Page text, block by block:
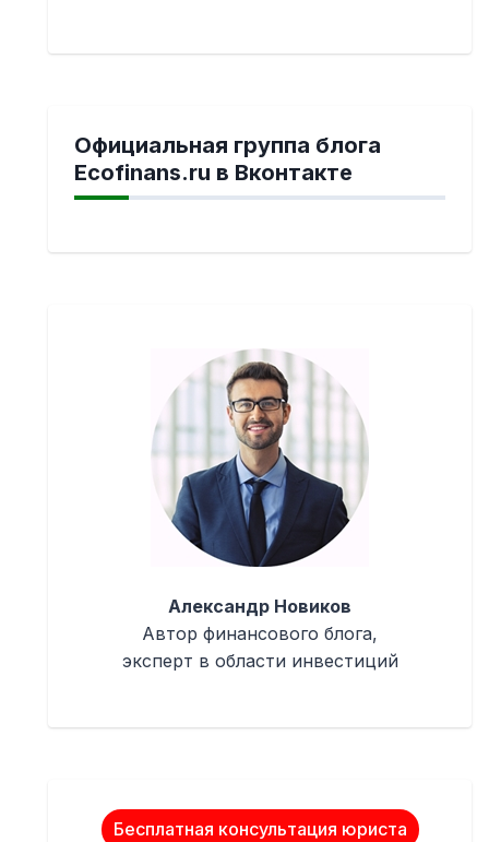
Официальная группа блога
Ecofinans.ru в Вконтакте
Александр Новиков
Автор финансового блога,
эксперт в области инвестиций
Бесплатная консультация юриста